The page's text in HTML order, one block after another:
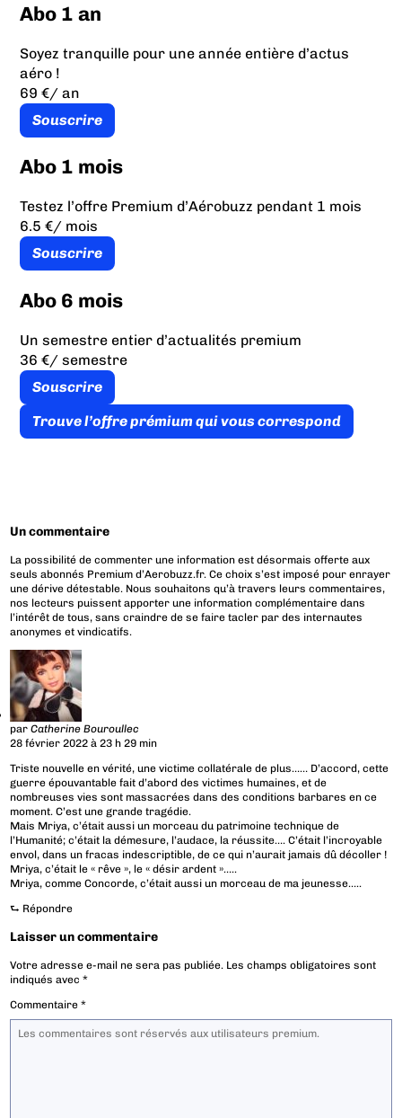
Abo 1 an
Soyez tranquille pour une année entière d’actus
aéro !
69 €/ an
Souscrire
Abo 1 mois
Testez l’offre Premium d’Aérobuzz pendant 1 mois
6.5 €/ mois
Souscrire
Abo 6 mois
Un semestre entier d’actualités premium
36 €/ semestre
Souscrire
Trouve l’offre prémium qui vous correspond
Un commentaire
La possibilité de commenter une information est désormais offerte aux
seuls abonnés Premium d’Aerobuzz.fr. Ce choix s’est imposé pour enrayer
une dérive détestable. Nous souhaitons qu’à travers leurs commentaires,
nos lecteurs puissent apporter une information complémentaire dans
l’intérêt de tous, sans craindre de se faire tacler par des internautes
anonymes et vindicatifs.
parCatherine Bouroullec
28 février 2022 à 23 h 29 min
Triste nouvelle en vérité, une victime collatérale de plus…… D’accord, cette
guerre épouvantable fait d’abord des victimes humaines, et de
nombreuses vies sont massacrées dans des conditions barbares en ce
moment. C’est une grande tragédie.
Mais Mriya, c’était aussi un morceau du patrimoine technique de
l’Humanité; c’était la démesure, l’audace, la réussite…. C’était l’incroyable
envol, dans un fracas indescriptible, de ce qui n’aurait jamais dû décoller !
Mriya, c’était le « rêve », le « désir ardent »…..
Mriya, comme Concorde, c’était aussi un morceau de ma jeunesse…..
⮑ Répondre
Laisser un commentaire
Votre adresse e-mail ne sera pas publiée. Les champs obligatoires sont
indiqués avec*
Commentaire*